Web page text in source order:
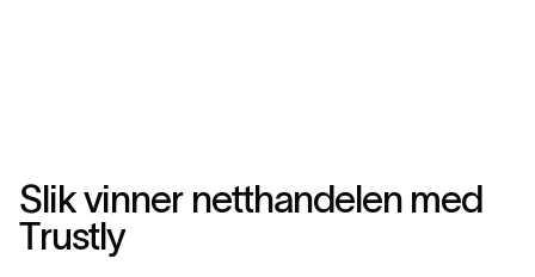
Slikvinner netthandelen med
Trustly